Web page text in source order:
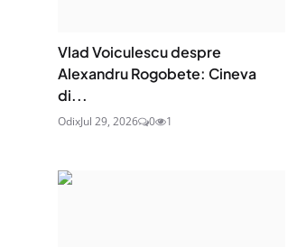
Vlad Voiculescu despre
Alexandru Rogobete: Cineva
di...
OdixJul 29, 2026 0 1